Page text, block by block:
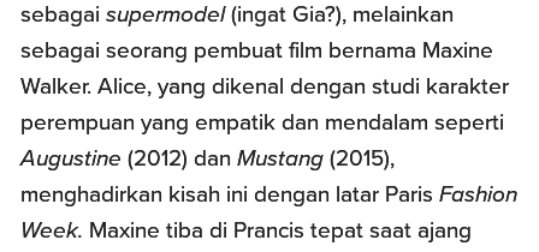
sebagaisupermodel(ingat Gia?), melainkan
sebagai seorang pembuat film bernama Maxine
Walker. Alice, yang dikenal dengan studi karakter
perempuan yang empatik dan mendalam seperti
Augustine (2012) danMustang (2015),
menghadirkan kisah ini dengan latar ParisFashion
Week. Maxine tiba di Prancis tepat saat ajang